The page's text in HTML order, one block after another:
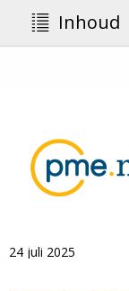
Inhoud
24 juli 2025